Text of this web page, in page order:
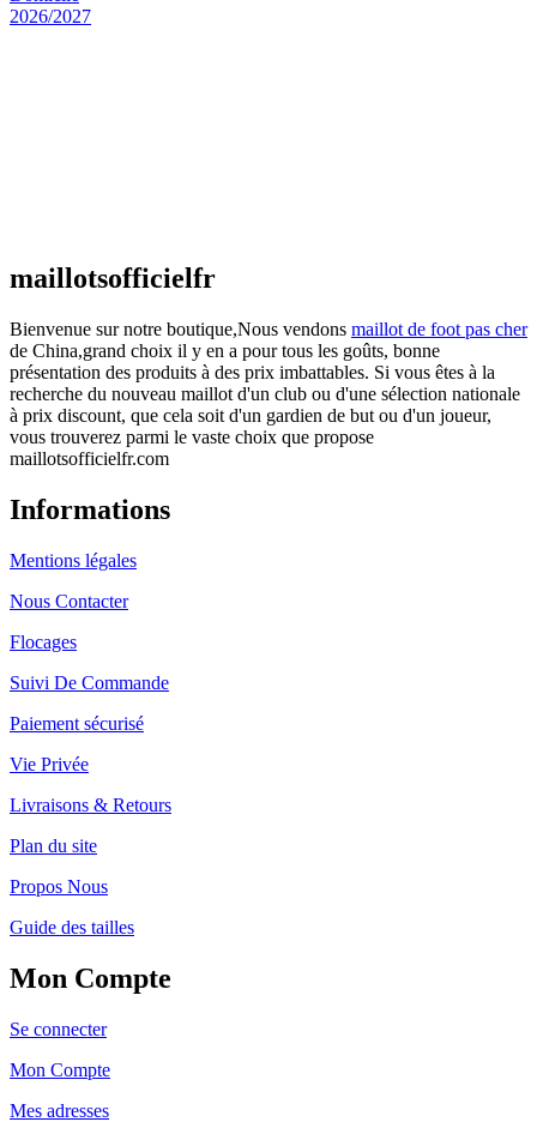
maillotsofficielfr
Bienvenue sur notre boutique,Nous vendons maillot de foot pas cher
de China,grand choix il y en a pour tous les goûts, bonne
présentation des produits à des prix imbattables. Si vous êtes à la
recherche du nouveau maillot d'un club ou d'une sélection nationale
à prix discount, que cela soit d'un gardien de but ou d'un joueur,
vous trouverez parmi le vaste choix que propose
maillotsofficielfr.com
Informations
Mentions légales
Nous Contacter
Flocages
Suivi De Commande
Paiement sécurisé
Vie Privée
Livraisons & Retours
Plan du site
Propos Nous
Guide des tailles
Mon Compte
Se connecter
Mon Compte
Mes adresses